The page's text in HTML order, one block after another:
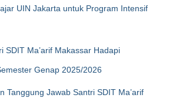
UIN Jakarta untuk Program Intensif
SDIT Ma’arif Makassar Hadapi
Genap 2025/2026
Tanggung Jawab Santri SDIT Ma’arif